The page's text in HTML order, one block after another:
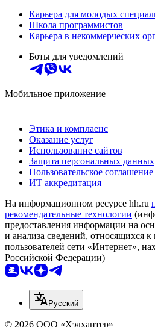
Карьера для молодых
Школа программистов
Карьера в некоммерческих
Боты для уведомлений
Мобильное приложение
Этика и комплаенс
Оказание услуг
Использование сайтов
Защита персональных данных
Пользовательское соглашение
ИТ аккредитация
На информационном ресурсе hh.ru
рекомендательные технологии
предоставления информации на
и анализа сведений, относящихся
пользователей сети «Интернет»,
Российской Федерации)
Русский
© 2026 ООО «Хэдхантер»